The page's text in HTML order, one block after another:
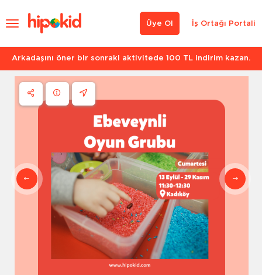
İş Ortağı Portali
Üye Ol
Arkadaşını öner bir sonraki aktivitede 100 TL indirim kazan.